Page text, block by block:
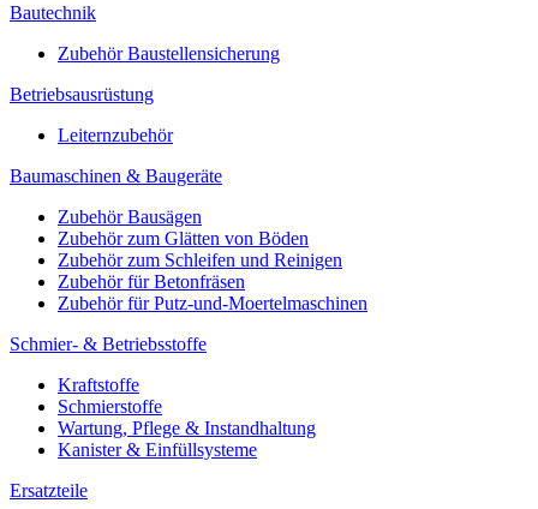
Bautechnik
Zubehör Baustellensicherung
Betriebsausrüstung
Leiternzubehör
Baumaschinen & Baugeräte
Zubehör Bausägen
Zubehör zum Glätten von Böden
Zubehör zum Schleifen und Reinigen
Zubehör für Betonfräsen
Zubehör für Putz-und-Moertelmaschinen
Schmier- & Betriebsstoffe
Kraftstoffe
Schmierstoffe
Wartung, Pflege & Instandhaltung
Kanister & Einfüllsysteme
Ersatzteile